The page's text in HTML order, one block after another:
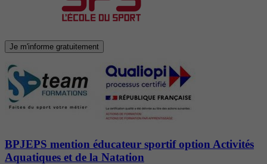
Je m'informe gratuitement
BPJEPS mention éducateur sportif option Activités
Aquatiques et de la Natation